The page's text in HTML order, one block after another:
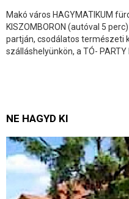
Makó város HAGYMATIKUM
KISZOMBORON (autóval 5
partján, csodálatos természeti
szálláshelyünkön, a TÓ- PARTY
NE HAGYD KI